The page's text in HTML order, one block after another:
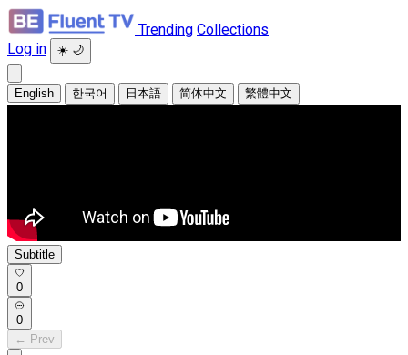
Trending Collections
Log in
☀️ 🌙
English 한국어 日本語 简体中文 繁體中文
Subtitle
0
0
← Prev